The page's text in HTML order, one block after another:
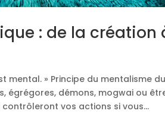
: de la
mental. » Principe du mentalisme
égrégores, démons, mogwai ou
vos actions si vous...